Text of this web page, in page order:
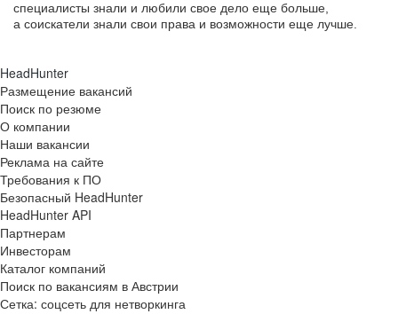
специалисты знали и любили свое дело еще больше,
а соискатели знали свои права и возможности еще лучше.
HeadHunter
Размещение вакансий
Поиск по резюме
О компании
Наши вакансии
Реклама на сайте
Требования к ПО
Безопасный HeadHunter
HeadHunter API
Партнерам
Инвесторам
Каталог компаний
Поиск по вакансиям в Австрии
Сетка: соцсеть для нетворкинга